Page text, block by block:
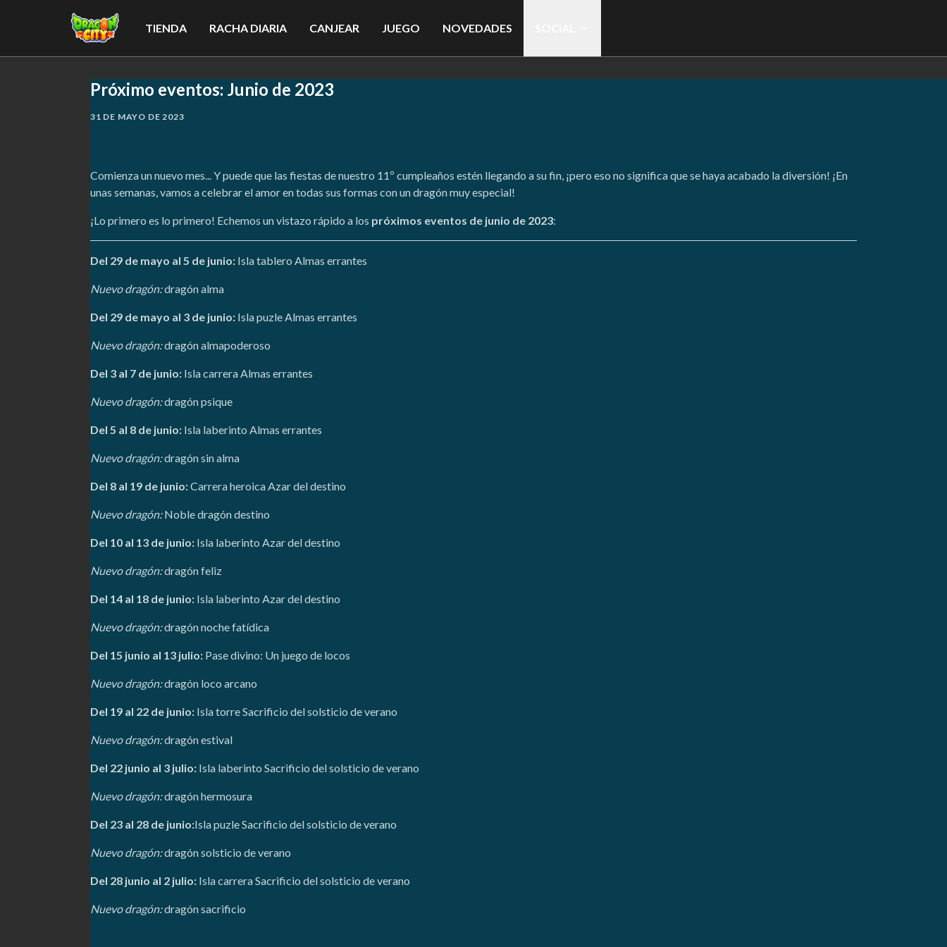
TIENDA RACHA DIARIA CANJEAR JUEGO NOVEDADES
Próximo eventos: Junio de 2023
31 DE MAYO DE 2023
Comienza un nuevo mes... Y puede que las fiestas de nuestro 11º cumpleaños estén llegando a su fin, ¡pero eso no significa que se haya acabado la diversión! ¡En
unas semanas, vamos a celebrar el amor en todas sus formas con un dragón muy especial!
¡Lo primero es lo primero! Echemos un vistazo rápido a los próximos eventos de junio de 2023:
Del 29 de mayo al 5 de junio: Isla tablero Almas errantes
Nuevo dragón:dragón alma
Del 29 de mayo al 3 de junio: Isla puzle Almas errantes
Nuevo dragón:dragón almapoderoso
Del 3 al 7 de junio: Isla carrera Almas errantes
Nuevo dragón:dragón psique
Del 5 al 8 de junio: Isla laberinto Almas errantes
Nuevo dragón:dragón sin alma
Del 8 al 19 de junio:Carrera heroica Azar del destino
Nuevo dragón:Noble dragón destino
Del 10 al 13 de junio: Isla laberinto Azar del destino
Nuevo dragón:dragón feliz
Del 14 al 18 de junio: Isla laberinto Azar del destino
Nuevo dragón:dragón noche fatídica
Del 15 junio al 13 julio: Pase divino: Un juego de locos
Nuevo dragón:dragón loco arcano
Del 19 al 22 de junio: Isla torre Sacrificio del solsticio de verano
Nuevo dragón:dragón estival
Del 22 junio al 3 julio: Isla laberinto Sacrificio del solsticio de verano
Nuevo dragón:dragón hermosura
Del 23 al 28 de junio:Isla puzle Sacrificio del solsticio de verano
Nuevo dragón:dragón solsticio de verano
Del 28 junio al 2 julio: Isla carrera Sacrificio del solsticio de verano
Nuevo dragón:dragón sacrificio